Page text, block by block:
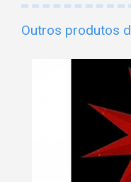
Outros produtos